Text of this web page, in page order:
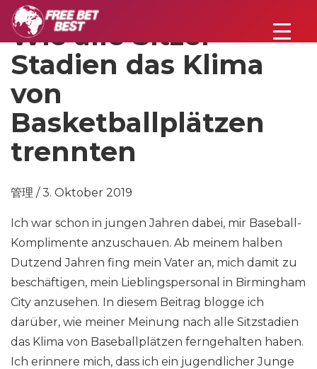
Wie alle Sitzer-
Stadien das Klima
von
Basketballplätzen
trennten
管理 / 3. Oktober 2019
Ich war schon in jungen Jahren dabei, mir Baseball-
Komplimente anzuschauen. Ab meinem halben
Dutzend Jahren fing mein Vater an, mich damit zu
beschäftigen, mein Lieblingspersonal in Birmingham
City anzusehen. In diesem Beitrag blogge ich
darüber, wie meiner Meinung nach alle Sitzstadien
das Klima von Baseballplätzen ferngehalten haben.
Ich erinnere mich, dass ich ein jugendlicher Junge